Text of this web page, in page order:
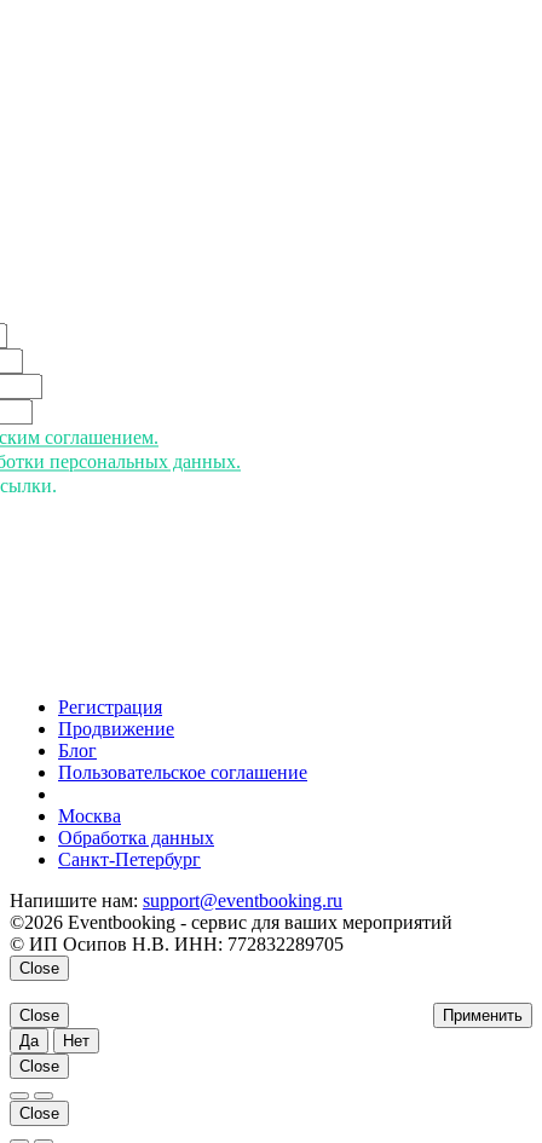
соглашением.
персональных данных.
Регистрация
Продвижение
Блог
Пользовательское соглашение
Москва
Обработка данных
Санкт-Петербург
Напишите нам: support@eventbooking.ru
©2026 Eventbooking - сервис для ваших мероприятий
© ИП Осипов Н.В. ИНН: 772832289705
Close
Применить
Close
Да
Нет
Close
Close